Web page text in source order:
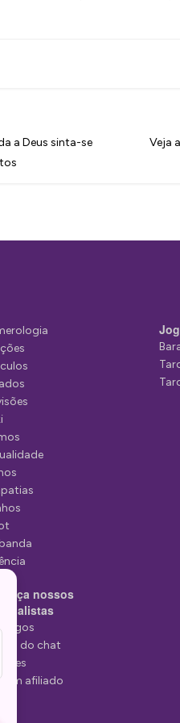
a Deus sinta-se
Veja
nossos
do chat
um afiliado